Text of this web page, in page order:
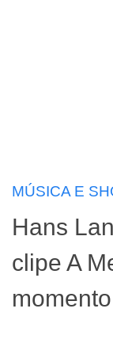
MÚSICA E
Hans
clipe A